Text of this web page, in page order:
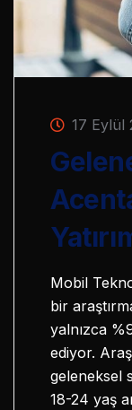
17 Eylül
Mobil
bir
yalnızca
ediyor.
geleneksel
18-24 yaş